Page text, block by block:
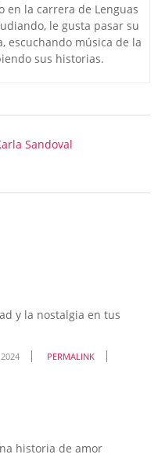
en la carrera de Lenguas
le gusta pasar su
escuchando música de la
sus historias.
Sandoval
y la nostalgia en tus
PERMALINK
historia de amor